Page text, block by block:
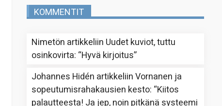
KOMMENTIT
Nimetön artikkeliin Uudet kuviot, tuttu
osinkovirta: “Hyvä kirjoitus”
Johannes Hidén artikkeliinVornanen ja
sopeutumisrahakausien kesto: “Kiitos
palautteesta! Ja jep, noin pitkänä systeemi